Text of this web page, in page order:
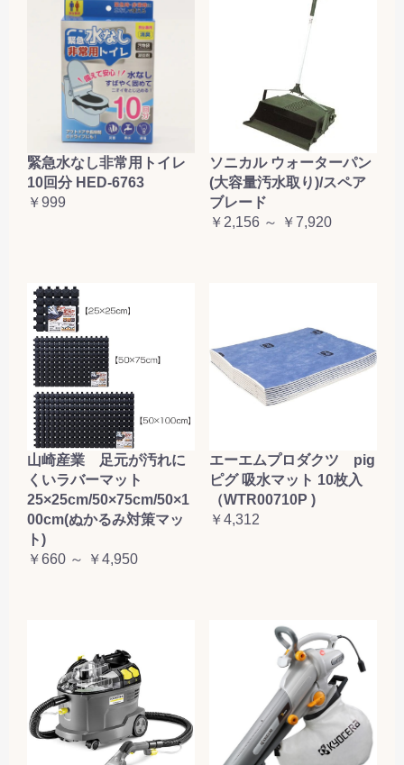
緊急水なし非常用トイレ
10回分 HED-6763
￥999
ソニカル ウォーターパン
(大容量汚水取り)/スペア
ブレード
￥2,156 ～ ￥7,920
山崎産業 足元が汚れに
くいラバーマット
25×25cm/50×75cm/50×1
00cm(ぬかるみ対策マッ
ト)
￥660 ～ ￥4,950
エーエムプロダクツ pig
ピグ 吸水マット 10枚入
（WTR00710P )
￥4,312